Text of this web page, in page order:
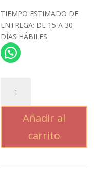
TIEMPO ESTIMADO DE
ENTREGA: DE 15 A 30
DÍAS HÁBILES.
SÍMBOLO
cantidad
Añadir al
carrito